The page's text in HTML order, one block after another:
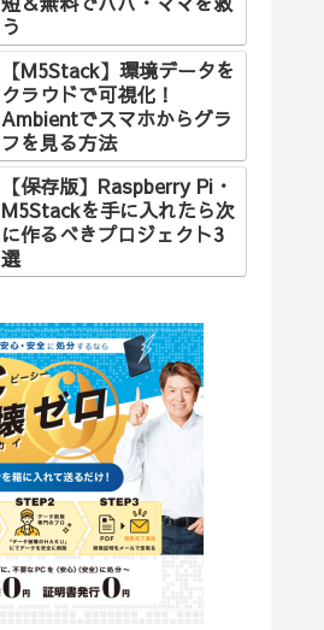
う
【M5Stack】環境データを
クラウドで可視化！
Ambientでスマホからグラ
フを見る方法
【保存版】Raspberry Pi・
M5Stackを手に入れたら次
に作るべきプロジェクト3
選